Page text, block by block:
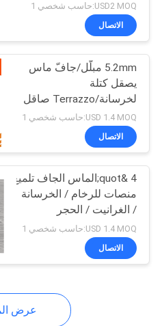
ماس راتينج
40
أرضية
26
USD2 MOQ:حاسب شخصي 1
الاتصال
5.2mm مبلّل/جافّ ماس
يصقل كتلة
لخرسانة/Terrazzo صاقل
USD 1.4 MOQ:حاسب شخصي 1
الاتصال
4 &quot;الماس الجاف تلميع
منصات للرخام / الخرسانة
/ الغرانيت / الحجر
USD 1.4 MOQ:حاسب شخصي 1
الاتصال
عرض